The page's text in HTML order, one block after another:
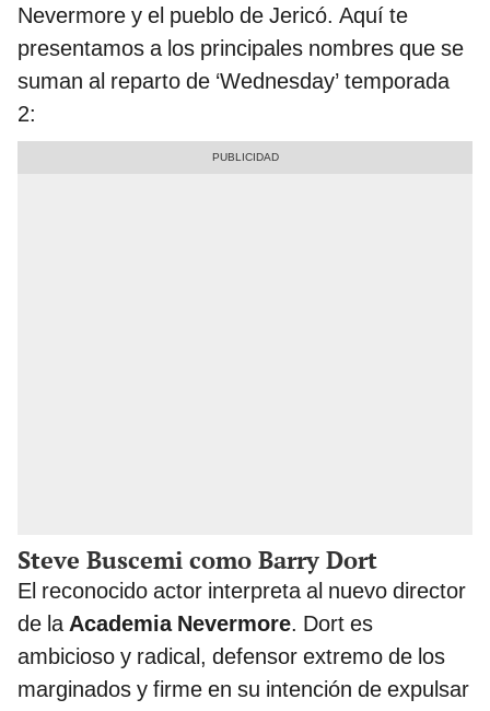
Nevermore y el pueblo de Jericó. Aquí te
presentamos a los principales nombres que se
suman al reparto de ‘Wednesday’ temporada
2:
Steve Buscemi como Barry Dort
El reconocido actor interpreta al nuevo director
de laAcademia Nevermore. Dort es
ambicioso y radical, defensor extremo de los
marginados y firme en su intención de expulsar